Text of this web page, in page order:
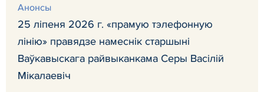
Анонсы
25 ліпеня 2026 г. «прамую тэлефонную
лінію» правядзе намеснік старшыні
Ваўкавыскага райвыканкама Серы Васілій
Мікалаевіч